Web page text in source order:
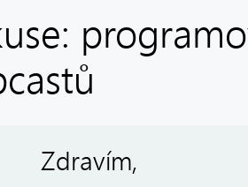
Zdravím,